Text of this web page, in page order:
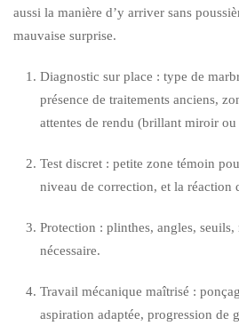
aussi la manière d’y arriver sans
mauvaise surprise.
Diagnostic sur place : type de
présence de traitements anciens,
attentes de rendu (brillant miroir
Test discret : petite zone témoin
niveau de correction, et la réaction
Protection : plinthes, angles,
nécessaire.
Travail mécanique maîtrisé :
aspiration adaptée, progression de